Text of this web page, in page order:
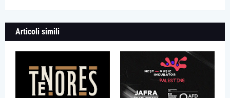
Articoli simili